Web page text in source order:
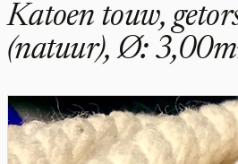
Katoen touw,
(natuur), Ø: